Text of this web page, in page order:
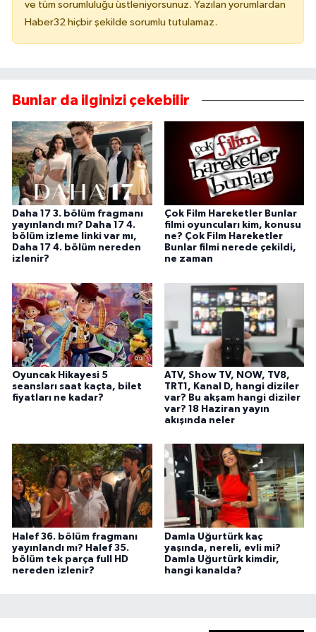
ve tüm sorumluluğu üstleniyorsunuz. Yazılan yorumlardan
Haber32 hiçbir şekilde sorumlu tutulamaz.
Bunlar da ilginizi çekebilir
Daha 17 3. bölüm fragmanı
yayınlandı mı? Daha 17 4.
bölüm izleme linki var mı,
Daha 17 4. bölüm nereden
izlenir?
Çok Film Hareketler Bunlar
filmi oyuncuları kim, konusu
ne? Çok Film Hareketler
Bunlar filmi nerede çekildi,
ne zaman
Oyuncak Hikayesi 5
seansları saat kaçta, bilet
fiyatları ne kadar?
ATV, Show TV, NOW, TV8,
TRT1, Kanal D, hangi diziler
var? Bu akşam hangi diziler
var? 18 Haziran yayın
akışında neler
Halef 36. bölüm fragmanı
yayınlandı mı? Halef 35.
bölüm tek parça full HD
nereden izlenir?
Damla Uğurtürk kaç
yaşında, nereli, evli mi?
Damla Uğurtürk kimdir,
hangi kanalda?